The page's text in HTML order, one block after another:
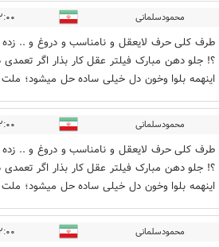
محمودسلمانی ۰۲:۰۰ -
طرف کلی حرف لایعقل و نامناسب و دروغ و .. زده
؟! جلو دهن مبارک فیلتر عقل کار بذار اگر
اینهمه بلوا و‌خون دل خیلی ساده حل میشود؛
محمودسلمانی ۰۲:۰۰ -
طرف کلی حرف لایعقل و نامناسب و دروغ و .. زده
؟! جلو دهن مبارک فیلتر عقل کار بذار اگر
اینهمه بلوا و‌خون دل خیلی ساده حل میشود؛
محمودسلمانی ۰۲:۰۰ -